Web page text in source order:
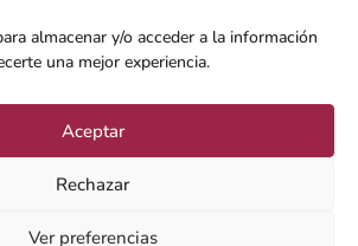
almacenar y/o acceder a la información
una mejor experiencia.
Aceptar
Rechazar
Ver preferencias
SUSCRIBIRSE